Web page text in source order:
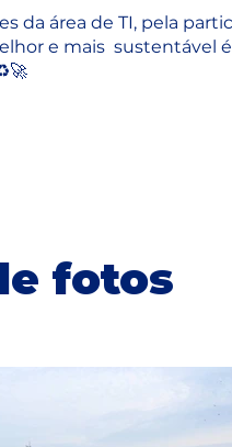
da área de TI, pela
e mais sustentável
fotos